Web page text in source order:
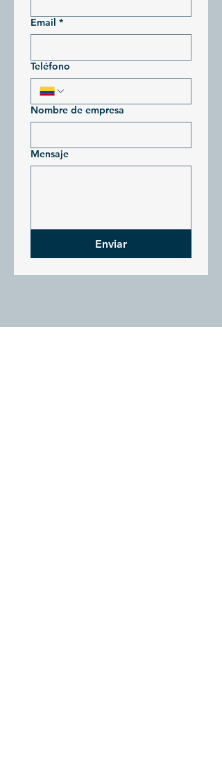
Email *
Teléfono
Nombre de empresa
Mensaje
Enviar